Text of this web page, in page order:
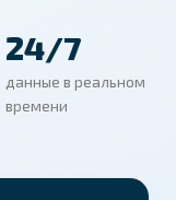
24/7
данные в реальном
времени